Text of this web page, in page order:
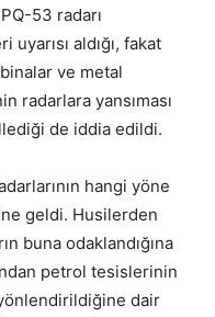
53 radarı
aldığı, fakat
ve metal
radarlara yansıması
de iddia edildi.
hangi yöne
geldi. Husilerden
buna odaklandığına
petrol tesislerinin
dair